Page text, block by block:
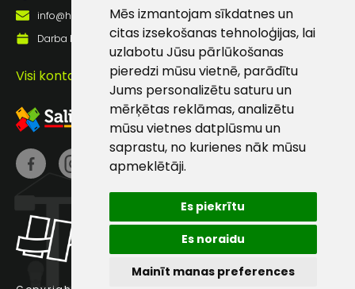
Mēs izmantojam sīkdatnes un
citas izsekošanas tehnoloģijas, lai
uzlabotu Jūsu pārlūkošanas
pieredzi mūsu vietnē, parādītu
Jums personalizētu saturu un
mērķētas reklāmas, analizētu
mūsu vietnes datplūsmu un
saprastu, no kurienes nāk mūsu
apmeklētāji.
Es piekrītu
Es noraidu
Mainīt manas preferences
info@hards.lv
Darba laiks: Darbadienās: 8:00 - 17:00
Visi kontakti
Klientu
atbalsts
Darbdienās:
8:00 – 17:00
186
info@hards.lv